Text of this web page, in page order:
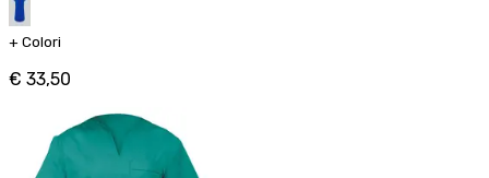
+ Colori
€ 33,50